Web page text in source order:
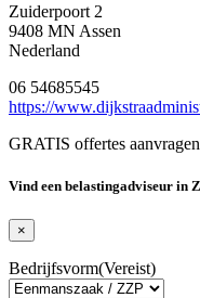
Zuiderpoort 2
9408 MN Assen
Nederland
06 54685545
https://
GRATIS offertes aanvragen
Vind een belastingadviseur in
×
Bedrijfsvorm(Vereist)